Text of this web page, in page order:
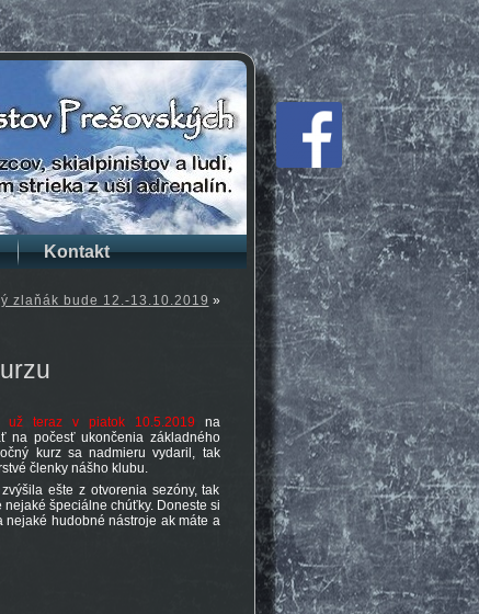
Kontakt
zlaňák bude 12.-13.10.2019 »
už teraz v piatok 10.5.2019 na
na počesť ukončenia základného
kurz sa nadmieru vydaril, tak
členky nášho klubu.
ešte z otvorenia sezóny, tak
špeciálne chúťky. Doneste si
hudobné nástroje ak máte a